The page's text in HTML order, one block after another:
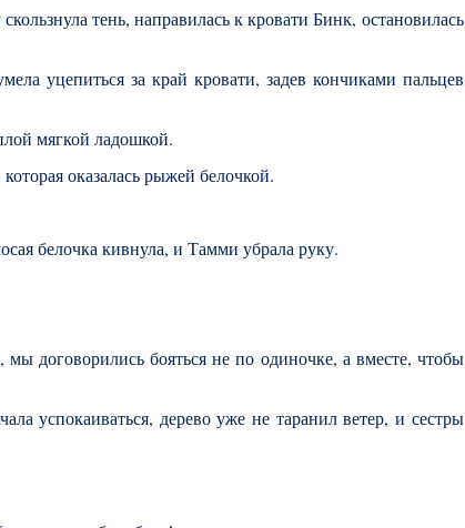
тень, направилась к кровати Бинк, остановилась
уцепиться за край кровати, задев кончиками пальцев
мягкой ладошкой.
оказалась рыжей белочкой.
белочка кивнула, и Тамми убрала руку.
бояться не по одиночке, а вместе, чтобы
успокаиваться, дерево уже не таранил ветер, и сестры